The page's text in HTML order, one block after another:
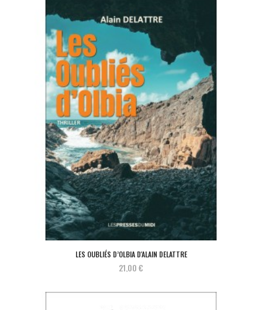
LES OUBLIÉS D’OLBIA D'ALAIN DELATTRE
21,00 €